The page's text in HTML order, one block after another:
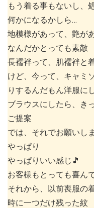
もう着る事もないし、
何かになるかしら…
地模様があって、艶が
なんだかとっても素敵
長襦袢って、肌襦袢と
けど、今って、キャミ
りするんだもん洋服に
ブラウスにしたら、き
ご提案
では、それでお願いしま
やっぱり
やっぱりいい感じ🎵
お客様もとっても喜ん
それから、以前喪服の
時に一つだけ残った紋